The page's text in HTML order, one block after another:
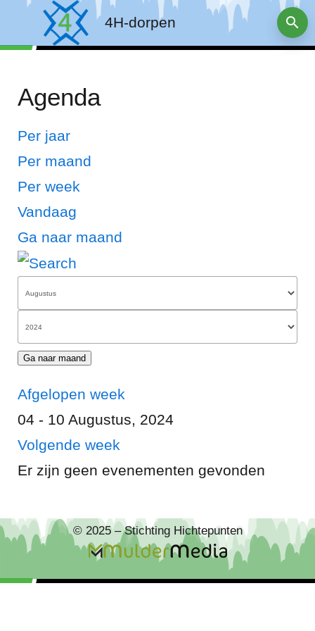
4H-dorpen
Agenda
Per jaar
Per maand
Per week
Vandaag
Ga naar maand
Ga naar maand
Afgelopen week
04 - 10 Augustus, 2024
Volgende week
Er zijn geen evenementen gevonden
© 2025 – Stichting Hichtepunten